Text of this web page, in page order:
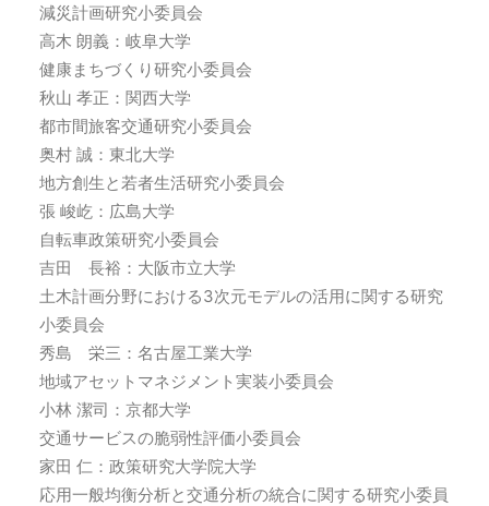
減災計画研究小委員会
高木 朗義：岐阜大学
健康まちづくり研究小委員会
秋山 孝正：関西大学
都市間旅客交通研究小委員会
奥村 誠：東北大学
地方創生と若者生活研究小委員会
張 峻屹：広島大学
自転車政策研究小委員会
吉田 長裕：大阪市立大学
土木計画分野における3次元モデルの活用に関する研究
小委員会
秀島 栄三：名古屋工業大学
地域アセットマネジメント実装小委員会
小林 潔司：京都大学
交通サービスの脆弱性評価小委員会
家田 仁：政策研究大学院大学
応用一般均衡分析と交通分析の統合に関する研究小委員